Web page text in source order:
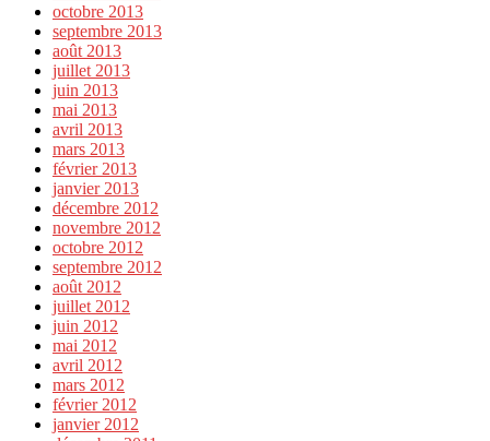
octobre 2013
septembre 2013
août 2013
juillet 2013
juin 2013
mai 2013
avril 2013
mars 2013
février 2013
janvier 2013
décembre 2012
novembre 2012
octobre 2012
septembre 2012
août 2012
juillet 2012
juin 2012
mai 2012
avril 2012
mars 2012
février 2012
janvier 2012